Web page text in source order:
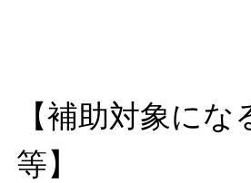
【補助対象にな
等】